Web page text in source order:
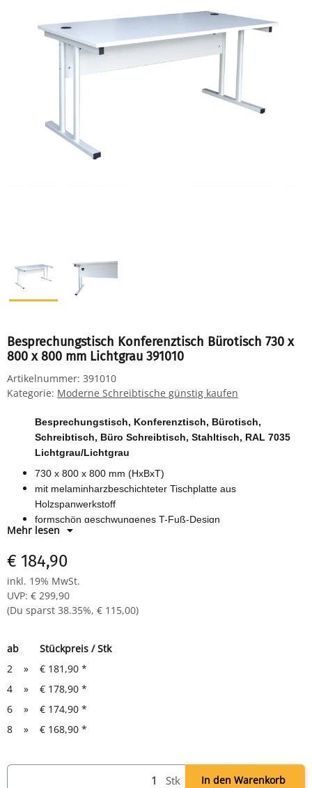
Besprechungstisch Konferenztisch Bürotisch 730 x
800 x 800 mm Lichtgrau 391010
Artikelnummer: 391010
Kategorie: Moderne Schreibtische günstig kaufen
Besprechungstisch, Konferenztisch, Bürotisch,
Schreibtisch, Büro Schreibtisch, Stahltisch, RAL 7035
Lichtgrau/Lichtgrau
730 x 800 x 800 mm (HxBxT)
mit melaminharzbeschichteter Tischplatte aus
Holzspanwerkstoff
formschön geschwungenes T-Fuß-Design
Mehr lesen
€ 184,90
inkl. 19% MwSt.
UVP: € 299,90
(Du sparst 38.35%, € 115,00)
ab
Stückpreis / Stk
2
» € 181,90 *
4
» € 178,90 *
6
» € 174,90 *
8
» € 168,90 *
Stk In den Warenkorb